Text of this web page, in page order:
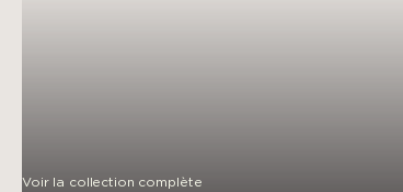
Voir la collection complète